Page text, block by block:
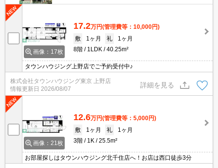
画像：17枚
17.2万円(管理費等：10,000円)
敷
1ヶ月 礼
1ヶ月
8階
1LDK 40.25m²
タウンハウジング上野店でご予約受付中♪
株式会社タウンハウジング東京 上野店
情報更新日 2026/08/07
詳細を見る
画像：21枚
12.6万円(管理費等：5,000円)
敷
1ヶ月 礼
1ヶ月
3階
1K 25.5m²
お部屋探しはタウンハウジング北千住店へ！お店は西口徒歩3分